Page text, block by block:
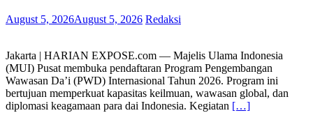
August 5, 2026August 5, 2026 Redaksi
Jakarta | HARIAN EXPOSE.com — Majelis Ulama Indonesia
(MUI) Pusat membuka pendaftaran Program Pengembangan
Wawasan Da’i (PWD) Internasional Tahun 2026. Program ini
bertujuan memperkuat kapasitas keilmuan, wawasan global, dan
diplomasi keagamaan para dai Indonesia. Kegiatan […]